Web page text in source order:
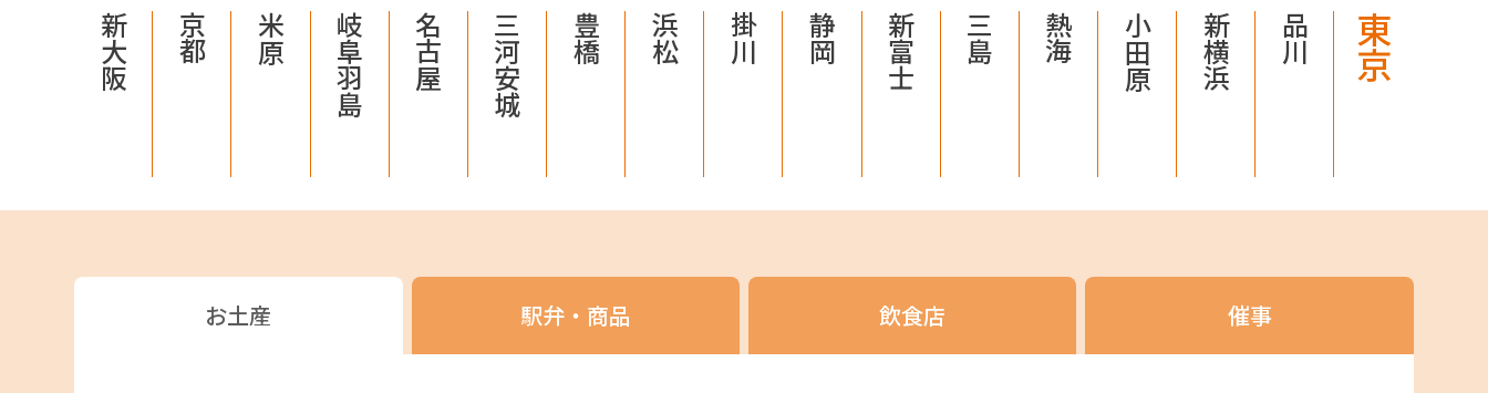
新大阪 京都 米原 岐阜羽島 名古屋 三河安城 豊橋 浜松 掛川 静岡 新富士 三島 熱海 小田原 新横浜 品川 東京
お土産 駅弁・商品 飲食店 催事